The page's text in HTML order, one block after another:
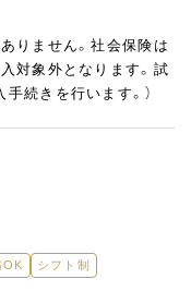
レンドにも自然と触れ
にとって、日々やりが
りません。社会保険は
対象外となります。試
続きを行います。）
OK シフト制